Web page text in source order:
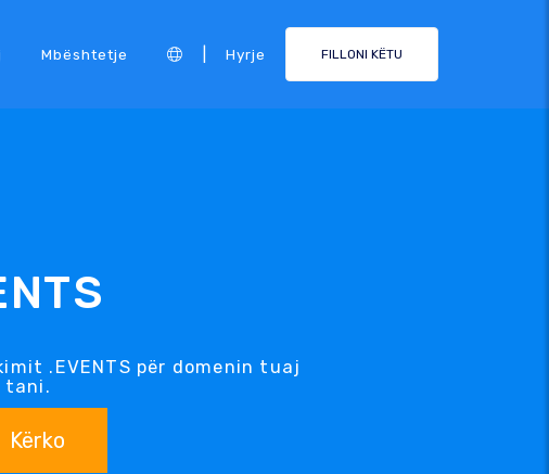
Mbështetje Hyrje FILLONI KËTU
.EVENTS për domenin tuaj
tani.
Kërko